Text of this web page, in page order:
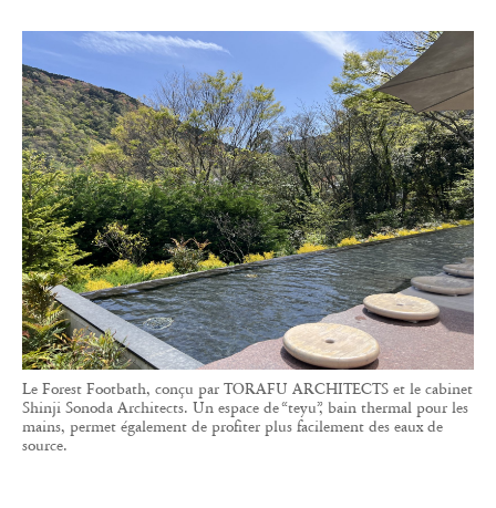
Le Forest Footbath, conçu par TORAFU ARCHITECTS et le cabinet
Shinji Sonoda Architects. Un espace de “teyu”, bain thermal pour les
mains, permet également de profiter plus facilement des eaux de
source.